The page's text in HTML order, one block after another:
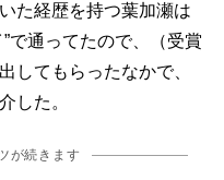
た経歴を持つ葉加瀬は
で通ってたので、（受賞
してもらったなかで、
した。
が続きます